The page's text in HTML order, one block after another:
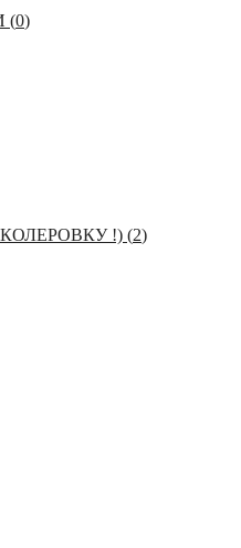
(0)
КОЛЕРОВКУ !) (2)